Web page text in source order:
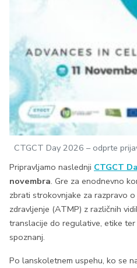
CTGCT Day 2026 – odprte
Pripravljamo naslednji CTGCT
novembra. Gre za enodnevno
zbrati strokovnjake za razpravo
zdravljenje (ATMP) z različnih
translacije do regulative, etike
spoznanj.
Po lanskoletnem uspehu, ko se